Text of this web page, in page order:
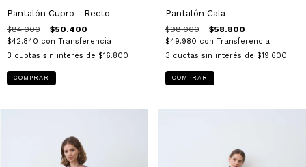
Pantalón Cupro - Recto
$84.000 $50.400
$42.840 con Transferencia
3 cuotas sin interés de $16.800
COMPRAR
Pantalón Cala
$98.000 $58.800
$49.980 con Transferencia
3 cuotas sin interés de $19.600
COMPRAR